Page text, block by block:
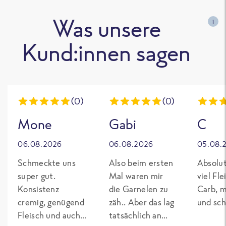
Was unsere
Kund:innen sagen
i
(0)
Mone
06.08.2026
Schmeckte uns
super gut.
Konsistenz
cremig, genügend
Fleisch und auch
(0)
Gabi
06.08.2026
Also beim ersten
Mal waren mir
die Garnelen zu
zäh.. Aber das lag
tatsächlich an
C
viel
Carb,
und